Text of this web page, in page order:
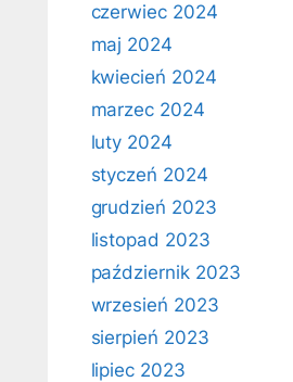
czerwiec 2024
maj 2024
kwiecień 2024
marzec 2024
luty 2024
styczeń 2024
grudzień 2023
listopad 2023
październik 2023
wrzesień 2023
sierpień 2023
lipiec 2023